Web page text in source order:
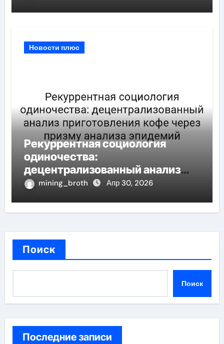
Новости плюс
Рекуррентная социология
одиночества:
децентрализованный анализ
приготовления кофе через
mining_broth Апр 30, 2026
Поиск
Поиск
Последние записи